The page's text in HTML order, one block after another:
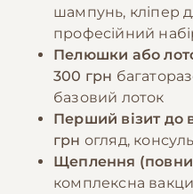
шампунь, кліпер
професійний
Пелюшки або
300 грн
базовий лоток
Перший візит до
грн огляд,
Щеплення
комплексна